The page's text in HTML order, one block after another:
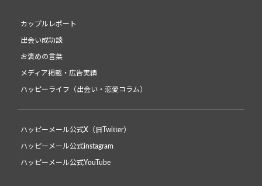
カップルレポート
出会い成功談
お褒めの言葉
メディア掲載・広告実績
ハッピーライフ（出会い・恋愛コラム）
ハッピーメール公式X（旧Twitter）
ハッピーメール公式instagram
ハッピーメール公式YouTube